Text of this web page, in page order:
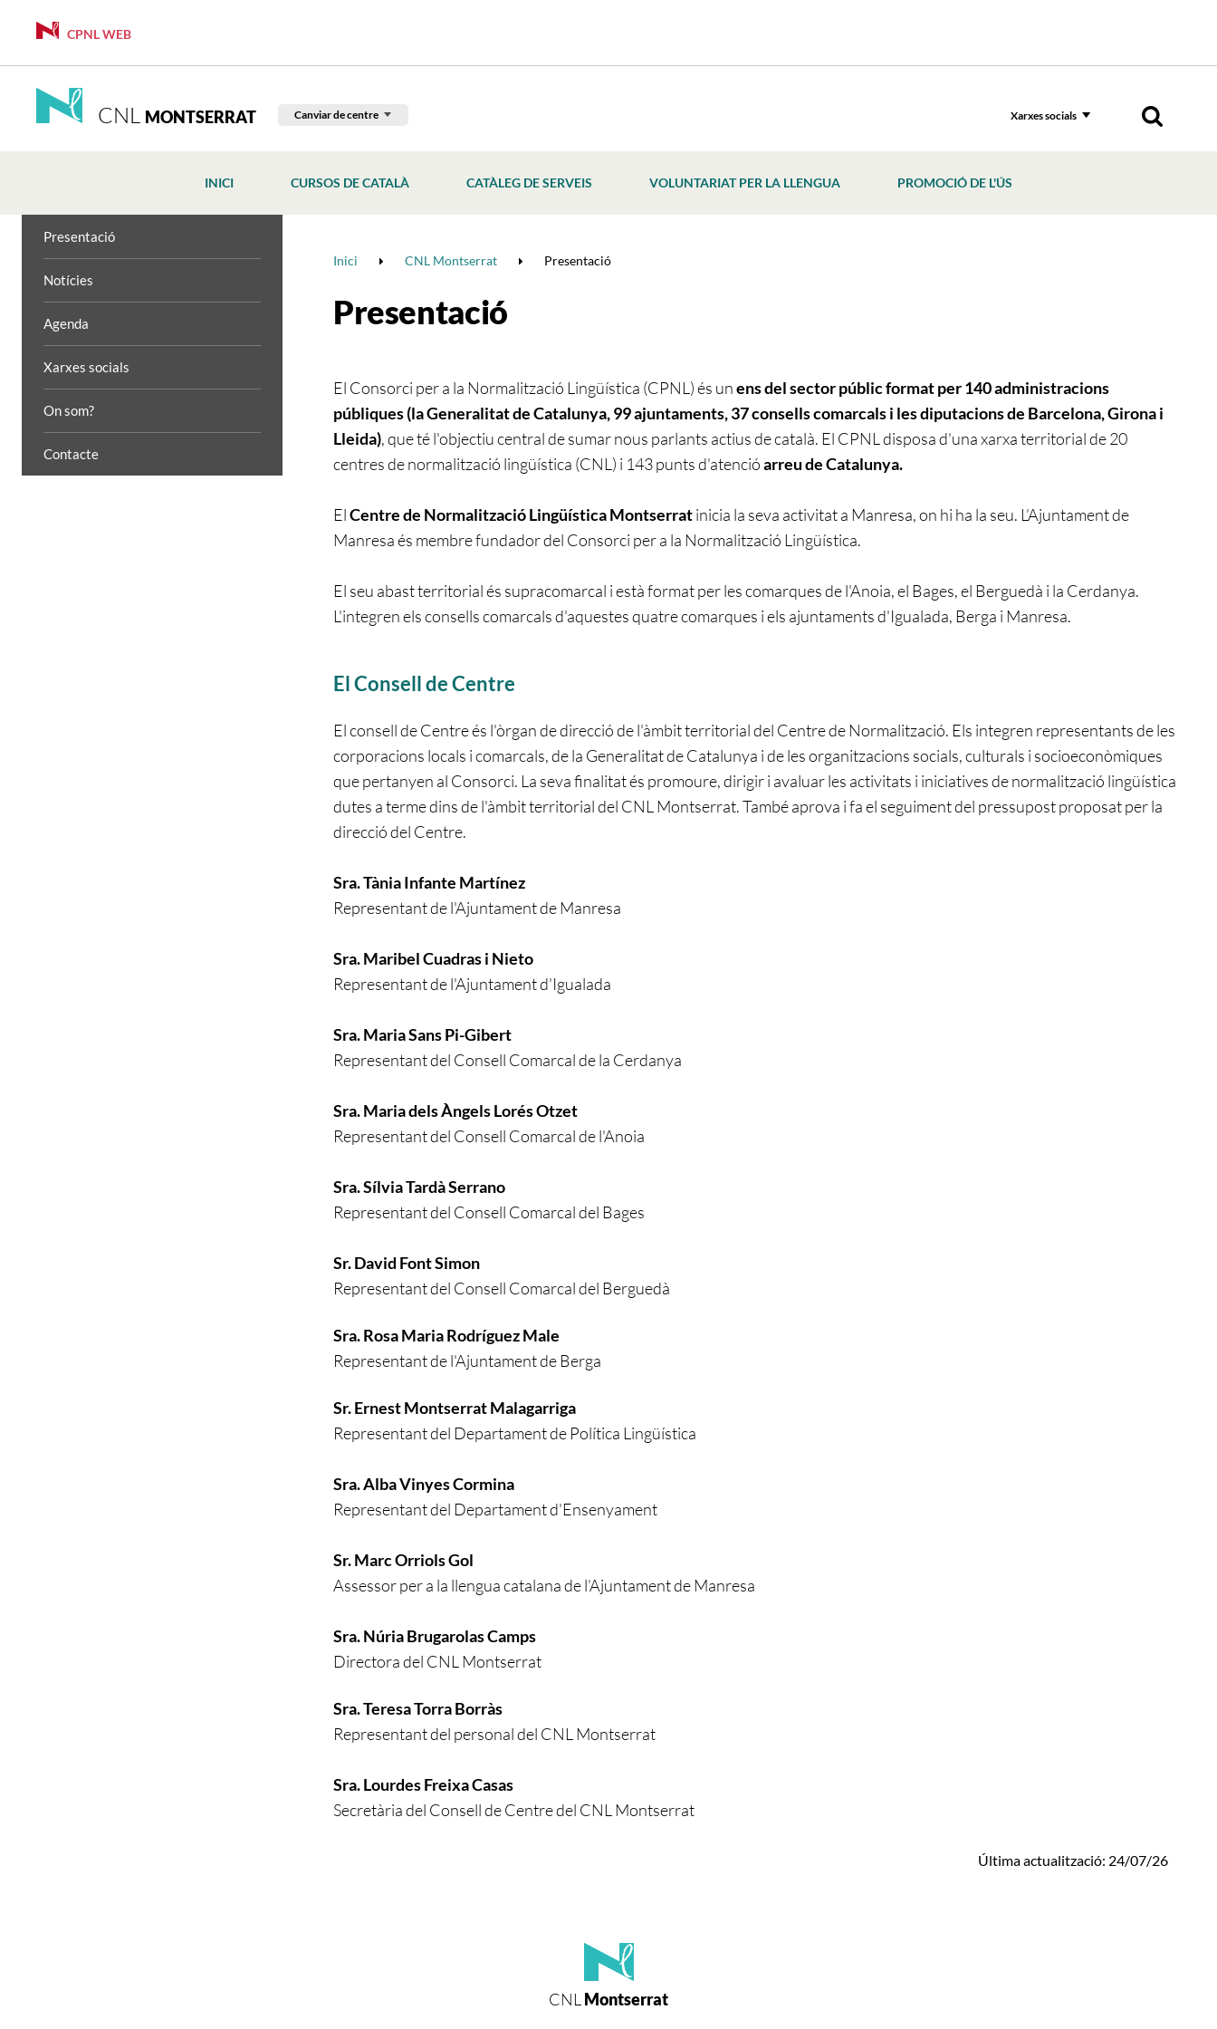
CPNL WEB
CNL MONTSERRAT Canviar de centre Xarxes socials
INICI CURSOS DE CATALÀ CATÀLEG DE SERVEIS VOLUNTARIAT PER LA LLENGUA PROMOCIÓ DE L'ÚS
Presentació
Notícies
Agenda
Xarxes socials
On som?
Contacte
Inici CNL Montserrat Presentació
Presentació
El Consorci per a la Normalització Lingüística (CPNL) és unens del sector públic format per 140 administracions
públiques (la Generalitat de Catalunya, 99 ajuntaments, 37 consells comarcals i les diputacions de Barcelona, Girona i
Lleida), que té l'objectiu central de sumar nous parlants actius de català. El CPNL disposa d'una xarxa territorial de 20
centres de normalització lingüística (CNL) i 143 punts d'atencióarreu de Catalunya.
ElCentre de Normalització Lingüística Montserratinicia la seva activitat a Manresa, on hi ha la seu. L’Ajuntament de
Manresa és membre fundador del Consorci per a la Normalització Lingüística.
El seu abast territorial és supracomarcal i està format per les comarques de l'Anoia, el Bages, el Berguedà i la Cerdanya.
L'integren els consells comarcals d'aquestes quatre comarques i els ajuntaments d'Igualada, Berga i Manresa.
El Consell de Centre
El consell de Centre és l'òrgan de direcció de l'àmbit territorial del Centre de Normalització. Els integren representants de les
corporacions locals i comarcals, de la Generalitat de Catalunya i de les organitzacions socials, culturals i socioeconòmiques
que pertanyen al Consorci. La seva finalitat és promoure, dirigir i avaluar les activitats i iniciatives de normalització lingüística
dutes a terme dins de l'àmbit territorial del CNL Montserrat. També aprova i fa el seguiment del pressupost proposat per la
direcció del Centre.
Sra. Tània Infante Martínez
Representant de l'Ajuntament de Manresa
Sra. Maribel Cuadras i Nieto
Representant de l'Ajuntament d'Igualada
Sra. Maria Sans Pi-Gibert
Representant del Consell Comarcal de la Cerdanya
Sra. Maria dels Àngels Lorés Otzet
Representant del Consell Comarcal de l'Anoia
Sra. Sílvia Tardà Serrano
Representant del Consell Comarcal del Bages
Sr. David Font Simon
Representant del Consell Comarcal del Berguedà
Sra. Rosa Maria Rodríguez Male
Representant de l'Ajuntament de Berga
Sr. Ernest Montserrat Malagarriga
Representant del Departament de Política Lingüística
Sra. Alba Vinyes Cormina
Representant del Departament d'Ensenyament
Sr. Marc Orriols Gol
Assessor per a la llengua catalana de l’Ajuntament de Manresa
Sra. Núria Brugarolas Camps
Directora del CNL Montserrat
Sra. Teresa Torra Borràs
Representant del personal del CNL Montserrat
Sra. Lourdes Freixa Casas
Secretària del Consell de Centre del CNL Montserrat
Última actualització: 24/07/26
CNL Montserrat